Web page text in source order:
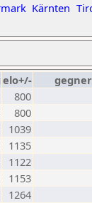
Kärnten
elo+/- gegner
800
800
1039
1135
1122
1153
1264